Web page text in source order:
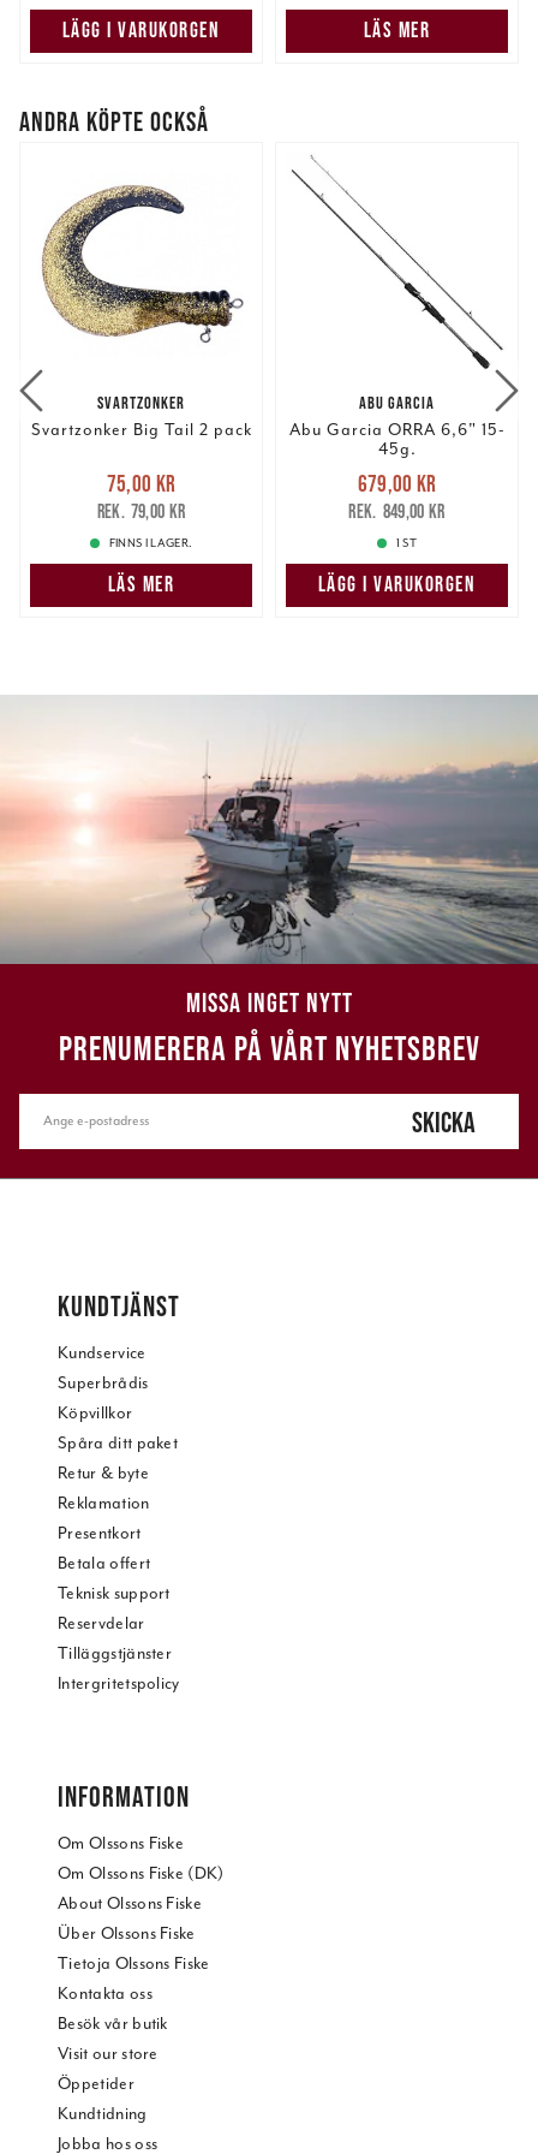
LÄGG I VARUKORGEN LÄS MER
ANDRA KÖPTE OCKSÅ
SVARTZONKER
Svartzonker Big Tail 2 pack
Nuvarande pris
75,00 krTidigare pris
79,00 kr
75,00 kr
79,00 kr
FINNS I LAGER.
LÄS MER
ABU GARCIA
Abu Garcia ORRA 6,6" 15-
45g.
Nuvarande pris
679,00 krTidigare pris
849,00 kr
679,00 kr
849,00 kr
1 ST
LÄGG I VARUKORGEN
MISSA INGET NYTT
PRENUMERERA PÅ VÅRT NYHETSBREV
SKICKA
KUNDTJÄNST
Kundservice
Superbrådis
Köpvillkor
Spåra ditt paket
Retur & byte
Reklamation
Presentkort
Betala offert
Teknisk support
Reservdelar
Tilläggstjänster
Intergritetspolicy
INFORMATION
Om Olssons Fiske
Om Olssons Fiske (DK)
About Olssons Fiske
Über Olssons Fiske
Tietoja Olssons Fiske
Kontakta oss
Besök vår butik
Visit our store
Öppetider
Kundtidning
Jobba hos oss